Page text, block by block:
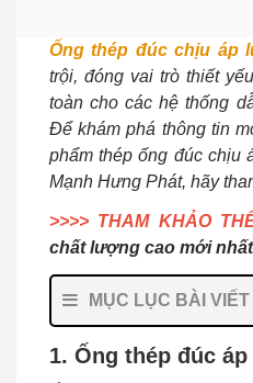
Ống thép đúc chịu áp
trội, đóng vai trò thiết
toàn cho các hệ thống
Để khám phá thông tin
phẩm thép ống đúc chịu
Mạnh Hưng Phát, hãy
>>>> THAM KHẢO
chất lượng cao mới
MỤC LỤC BÀI VIẾT
1. Ống thép đúc